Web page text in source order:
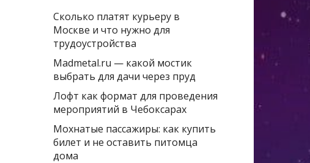
Сколько платят курьеру в
Москве и что нужно для
трудоустройства
Madmetal.ru — какой мостик
выбрать для дачи через пруд
Лофт как формат для проведения
мероприятий в Чебоксарах
Мохнатые пассажиры: как купить
билет и не оставить питомца
дома